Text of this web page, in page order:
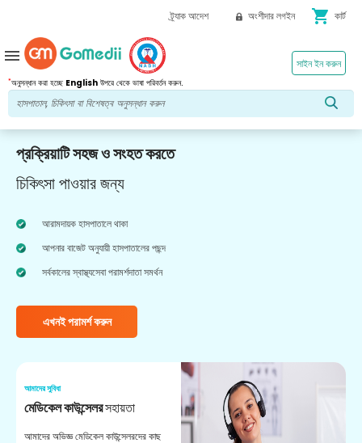
ট্র্যাক আদেশ অংশীদার লগইন shopping_cart কার্ট
*অনুসন্ধান করা হচ্ছে English উপরে থেকে ভাষা পরিবর্তন করুন.
সাইন ইন করুন
menu
প্রক্রিয়াটি সহজ ও সংহত করতে
চিকিৎসা পাওয়ার জন্য
আরামদায়ক হাসপাতালে থাকা
আপনার বাজেট অনুযায়ী হাসপাতালের পছন্দ
সর্বকালের স্বাস্থ্যসেবা পরামর্শদাতা সমর্থন
এখনই পরামর্শ করুন
আমাদের সুবিধা
মেডিকেল কাউন্সেলরসহায়তা
আমাদের অভিজ্ঞ মেডিকেল কাউন্সেলরদের কাছ